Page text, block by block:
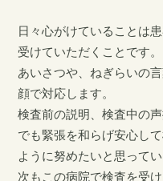
日々心がけていることは
受けていただくことです。
あいさつや、ねぎらいの
顔で対応します。
検査前の説明、検査中の
でも緊張を和らげ安心し
ように努めたいと思ってい
次もこの病院で検査を受